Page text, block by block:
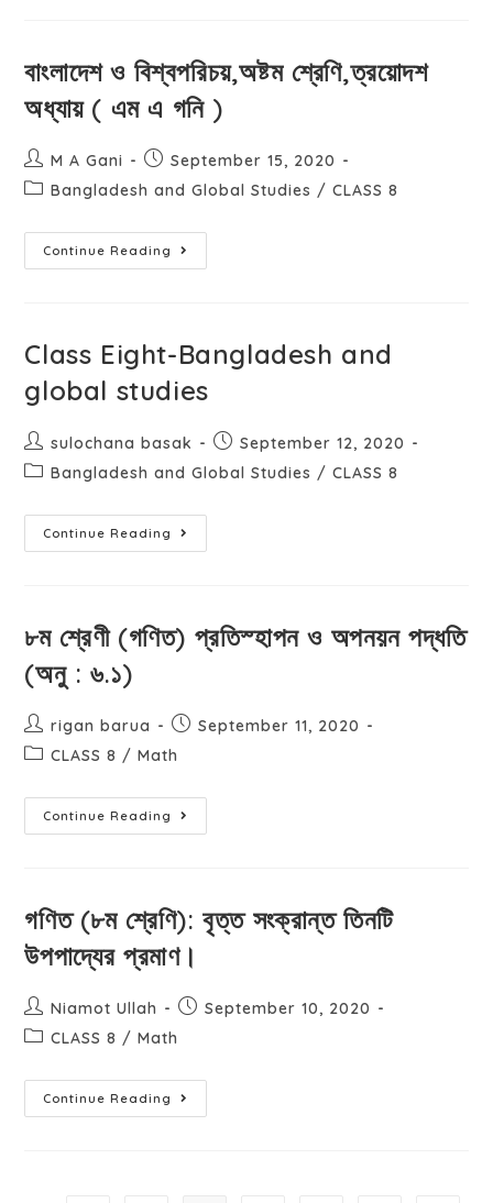
বাংলাদেশ ও বিশ্বপরিচয়,অষ্টম শ্রেণি,ত্রয়োদশ
অধ্যায় ( এম এ গনি )
M A Gani
September 15, 2020
Bangladesh and Global Studies / CLASS 8
Continue Reading
Class Eight-Bangladesh and
global studies
sulochana basak
September 12, 2020
Bangladesh and Global Studies / CLASS 8
Continue Reading
৮ম শ্রেণী (গণিত) প্রতিস্হাপন ও অপনয়ন পদ্ধতি
(অনু : ৬.১)
rigan barua
September 11, 2020
CLASS 8 / Math
Continue Reading
গণিত (৮ম শ্রেণি): বৃত্ত সংক্রান্ত তিনটি
উপপাদ্যের প্রমাণ।
Niamot Ullah
September 10, 2020
CLASS 8 / Math
Continue Reading